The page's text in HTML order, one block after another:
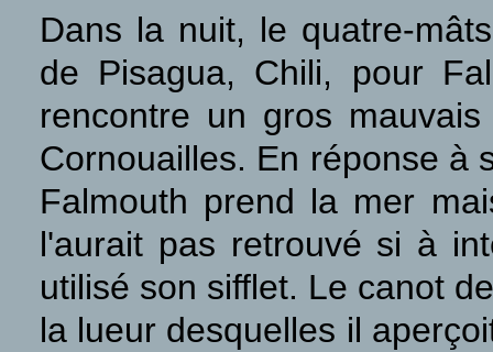
Dans la nuit, le quatre-
de Pisagua, Chili, pour
rencontre un gros
Cornouailles. En réponse à
Falmouth prend la mer
l'aurait pas retrouvé si à
utilisé son sifflet. Le canot
la lueur desquelles il